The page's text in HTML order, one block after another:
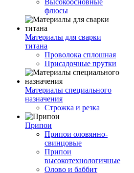
Высокоосновные
флюсы
Материалы для сварки
титана
Проволока сплошная
Присадочные прутки
Материалы специального
назначения
Строжка и резка
Припои
Припои оловянно-
свинцовые
Припои
высокотехнологичные
Олово и баббит